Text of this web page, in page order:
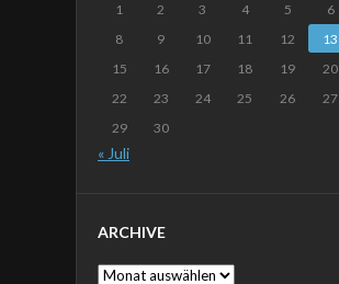
1
2 3 4 5 6
8
9 10 11 12 13
15
16 17 18 19 20
22
23 24 25 26 27
29
30
« Juli
ARCHIVE
Archive